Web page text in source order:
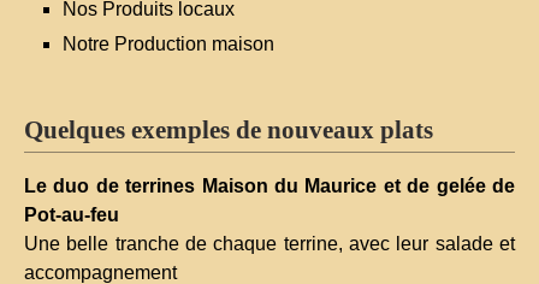
Nos Produits locaux
Notre Production maison
Quelques exemples de nouveaux plats
Le duo de terrines Maison du Maurice et de gelée de
Pot-au-feu
Une belle tranche de chaque terrine, avec leur salade et
accompagnement